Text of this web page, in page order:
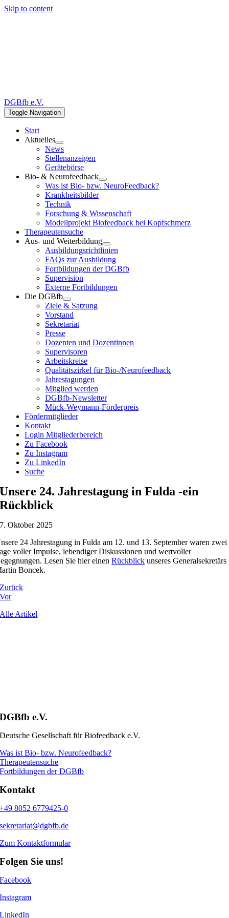
Skip to content
DGBfb e.V.
Toggle Navigation
Start
Aktuelles
News
Stellenanzeigen
Gerätebörse
Bio- & Neurofeedback
Was ist Bio- bzw. NeuroFeedback?
Krankheitsbilder
Technik
Forschung & Wissenschaft
Modellprojekt Biofeedback bei Kopfschmerz
Therapeutensuche
Aus- und Weiterbildung
Ausbildungsrichtlinien
FAQs zur Ausbildung
Fortbildungen der DGBfb
Supervision
Externe Fortbildungen
Die DGBfb
Ziele & Satzung
Vorstand
Sekretariat
Presse
Dozenten und Dozentinnen
Supervisoren
Arbeitskreise
Qualitätszirkel für Bio-/Neurofeedback
Jahrestagungen
Mitglied werden
DGBfb-Newsletter
Mück-Weymann-Förderpreis
Fördermitglieder
Kontakt
Login Mitgliederbereich
Zu Facebook
Zu Instagram
Zu LinkedIn
Suche
Unsere 24. Jahrestagung in Fulda -ein
Rückblick
7. Oktober 2025
24 Jahrestagung in Fulda am 12. und 13. September waren zwei
voller Impulse, lebendiger Diskussionen und wertvoller
Lesen Sie hier einenRückblick unseres Generalsekretärs
Boncek.
Zurück
Vor
Alle Artikel
DGBfb e.V.
Deutsche Gesellschaft für Biofeedback e.V.
Was ist Bio- bzw. Neurofeedback?
Therapeutensuche
Fortbildungen der DGBfb
Kontakt
+49 8052 6779425-0
sekretariat@dgbfb.de
Zum Kontaktformular
Folgen Sie uns!
Facebook
Instagram
LinkedIn